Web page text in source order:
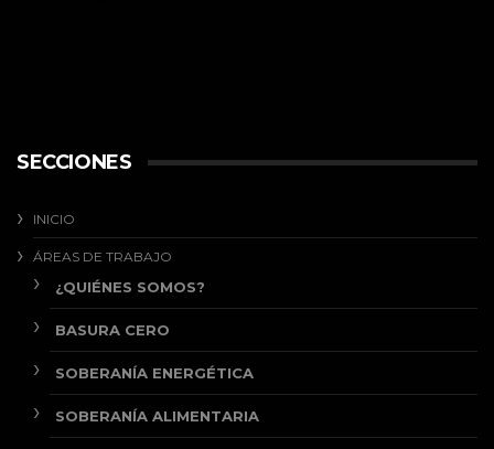
SECCIONES
INICIO
ÁREAS DE TRABAJO
¿QUIÉNES SOMOS?
BASURA CERO
SOBERANÍA ENERGÉTICA
SOBERANÍA ALIMENTARIA